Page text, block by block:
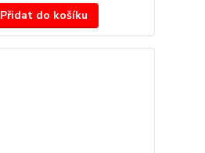
Přidat do košíku